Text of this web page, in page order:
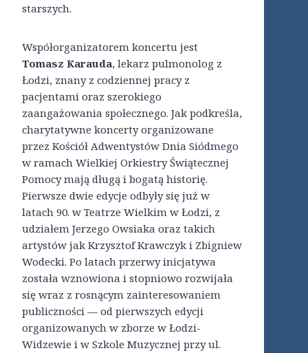
starszych.
Współorganizatorem koncertu jest
Tomasz Karauda, lekarz pulmonolog z
Łodzi, znany z codziennej pracy z
pacjentami oraz szerokiego
zaangażowania społecznego. Jak podkreśla,
charytatywne koncerty organizowane
przez Kościół Adwentystów Dnia Siódmego
w ramach Wielkiej Orkiestry Świątecznej
Pomocy mają długą i bogatą historię.
Pierwsze dwie edycje odbyły się już w
latach 90. w Teatrze Wielkim w Łodzi, z
udziałem Jerzego Owsiaka oraz takich
artystów jak Krzysztof Krawczyk i Zbigniew
Wodecki. Po latach przerwy inicjatywa
została wznowiona i stopniowo rozwijała
się wraz z rosnącym zainteresowaniem
publiczności — od pierwszych edycji
organizowanych w zborze w Łodzi-
Widzewie i w Szkole Muzycznej przy ul.